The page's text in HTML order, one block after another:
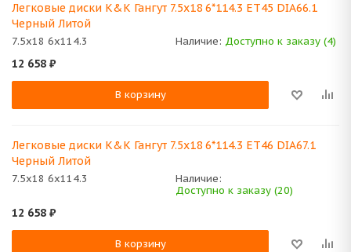
Легковые диски K&K Гангут 7.5x18 6*114.3 ET45 DIA66.1
Черный Литой
7.5x18 6x114.3 Наличие: Доступно к заказу (4)
12 658 ₽
В корзину
Легковые диски K&K Гангут 7.5x18 6*114.3 ET46 DIA67.1
Черный Литой
7.5x18 6x114.3
Наличие:
Доступно к заказу (20)
12 658 ₽
В корзину